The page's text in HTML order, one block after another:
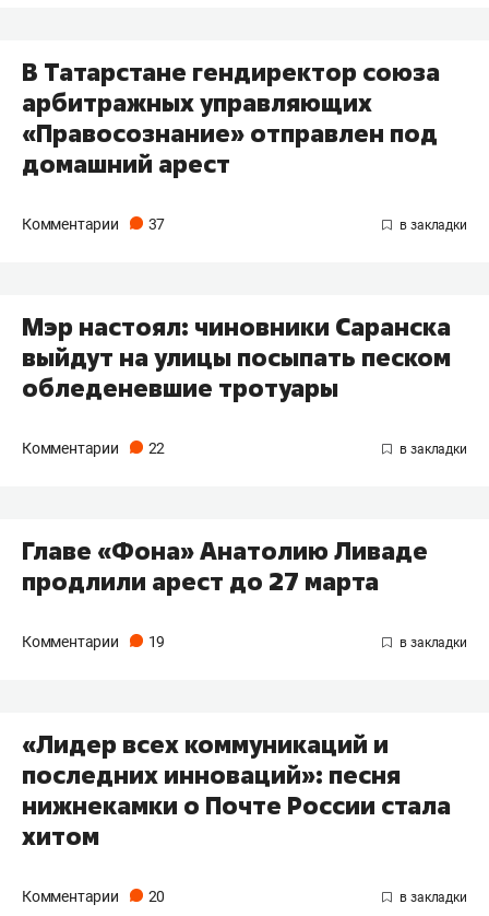
В Татарстане гендиректор союза
арбитражных управляющих
«Правосознание» отправлен под
домашний арест
Комментарии 37
Мэр настоял: чиновники Саранска
выйдут на улицы посыпать песком
обледеневшие тротуары
Комментарии 22
Главе «Фона» Анатолию Ливаде
продлили арест до 27 марта
Комментарии 19
«Лидер всех коммуникаций и
последних инноваций»: песня
нижнекамки о Почте России стала
хитом
Комментарии 20